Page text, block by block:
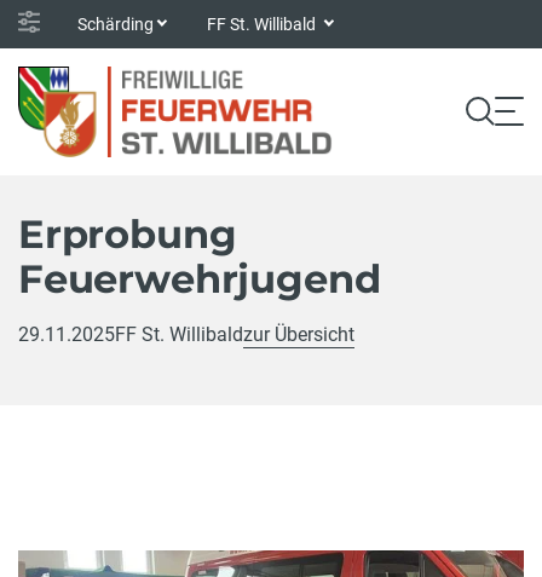
Schärding FF St. Willibald
Erprobung
Feuerwehrjugend
29.11.2025FF St. Willibaldzur Übersicht